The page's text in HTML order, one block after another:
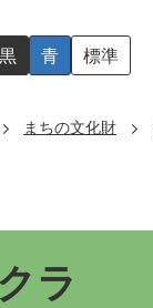
黒 青 標準
まちの文化財
ラ